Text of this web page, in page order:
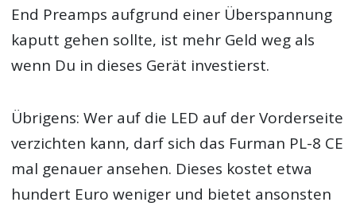
End Preamps aufgrund einer Überspannung
kaputt gehen sollte, ist mehr Geld weg als
wenn Du in dieses Gerät investierst.
Übrigens: Wer auf die LED auf der Vorderseite
verzichten kann, darf sich das Furman PL-8 CE
mal genauer ansehen. Dieses kostet etwa
hundert Euro weniger und bietet ansonsten